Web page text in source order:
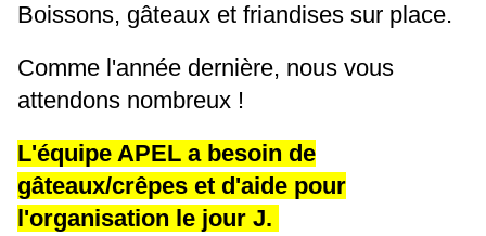
Boissons, gâteaux et friandises sur place.
Comme l'année dernière, nous vous
attendons nombreux !
L'équipe APEL a besoin de
gâteaux/crêpes et d'aide pour
l'organisation le jour J.